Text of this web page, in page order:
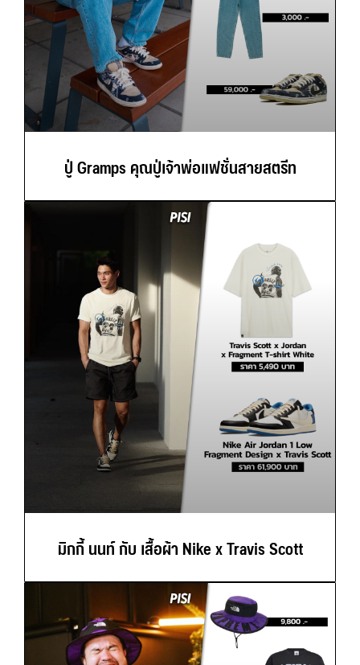
ปู่ Gramps คุณปู่เจ้าพ่อแฟชั่นสายสตรีท
มิกกี้ นนท์ กับ เสื้อผ้า Nike x Travis Scott